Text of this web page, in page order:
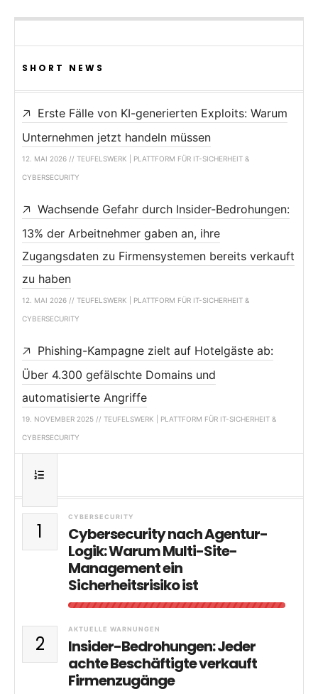
SHORT NEWS
Erste Fälle von KI-generierten Exploits: Warum
Unternehmen jetzt handeln müssen
12. MAI 2026 // TEUFELSWERK | PLATTFORM FÜR IT-SICHERHEIT &
CYBERSECURITY
Wachsende Gefahr durch Insider-Bedrohungen:
13% der Arbeitnehmer gaben an, ihre
Zugangsdaten zu Firmensystemen bereits verkauft
zu haben
12. MAI 2026 // TEUFELSWERK | PLATTFORM FÜR IT-SICHERHEIT &
CYBERSECURITY
Phishing-Kampagne zielt auf Hotelgäste ab:
Über 4.300 gefälschte Domains und
automatisierte Angriffe
19. NOVEMBER 2025 // TEUFELSWERK | PLATTFORM FÜR IT-SICHERHEIT &
CYBERSECURITY
1
CYBERSECURITY
Cybersecurity nach Agentur-
Logik: Warum Multi-Site-
Management ein
Sicherheitsrisiko ist
2
AKTUELLE WARNUNGEN
Insider-Bedrohungen: Jeder
achte Beschäftigte verkauft
Firmenzugänge